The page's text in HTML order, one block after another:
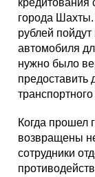
кредитования
города Шахты.
рублей пойдут
автомобиля
нужно было
предоставить
Когда прошел
возвращены
сотрудники